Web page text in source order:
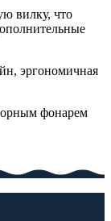
вилку, что
эргономичная
фонарем